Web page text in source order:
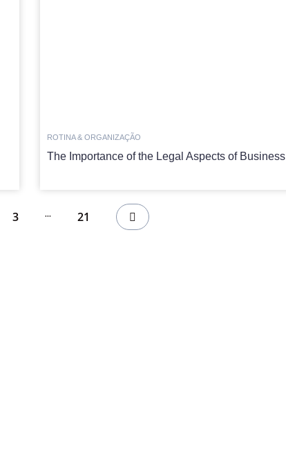
ROTINA & ORGANIZAÇÃO
The Importance of the Legal Aspects of Business
3 ... 21